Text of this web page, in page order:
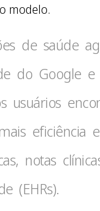
modelo.
de saúde
do Google e
usuários
eficiência
notas
(EHRs).